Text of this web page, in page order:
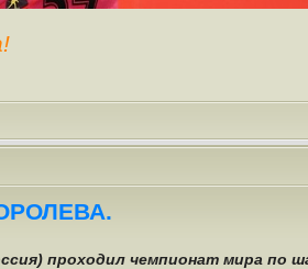
проходил чемпионат мира по